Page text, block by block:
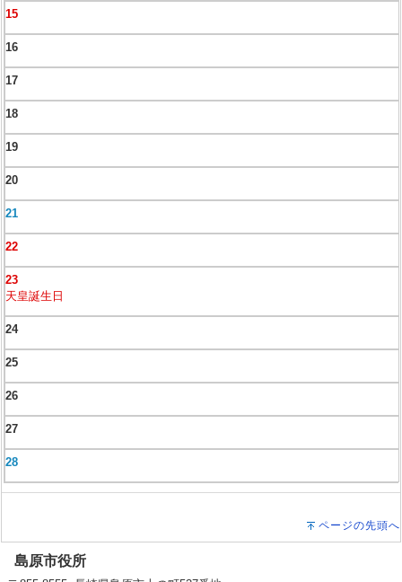
15
16
17
18
19
20
21
22
23
天皇誕生日
24
25
26
27
28
ページの先頭へ
島原市役所